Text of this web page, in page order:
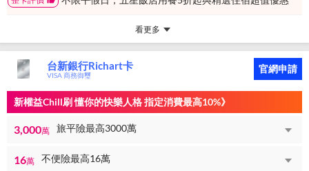
看更多
台新銀行Richart卡
VISA 商務御璽
官網申請
新權益Chill刷 懂你的快樂人格 指定消費最高10%》
3,000萬 旅平險最高3000萬
16萬 不便險最高16萬